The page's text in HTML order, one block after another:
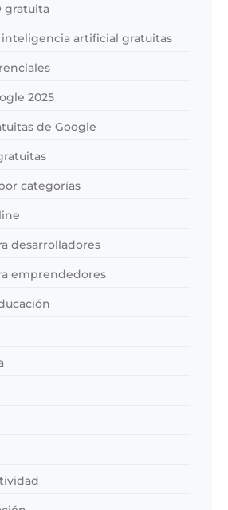
gratuita
artificial gratuitas
2025
de Google
categorías
desarrolladores
emprendedores